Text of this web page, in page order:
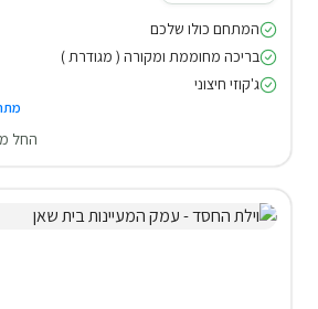
המתחם כולו שלכם
בריכה מחוממת ומקורה ( מגודרת )
ג'קוזי חיצוני
החל מ